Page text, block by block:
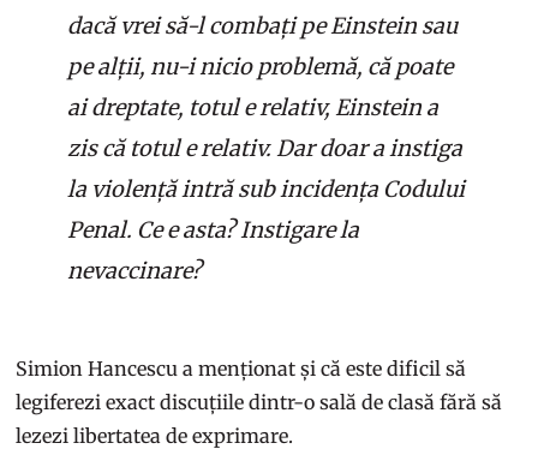
dacă vrei să-l combați pe Einstein sau
pe alții, nu-i nicio problemă, că poate
ai dreptate, totul e relativ, Einstein a
zis că totul e relativ. Dar doar a instiga
la violență intră sub incidența Codului
Penal. Ce e asta? Instigare la
nevaccinare?
Simion Hancescu a menționat și că este dificil să
legiferezi exact discuțiile dintr-o sală de clasă fără să
lezezi libertatea de exprimare.